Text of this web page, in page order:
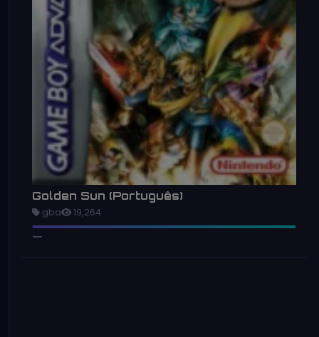
Golden Sun (Português)
gba 19,264